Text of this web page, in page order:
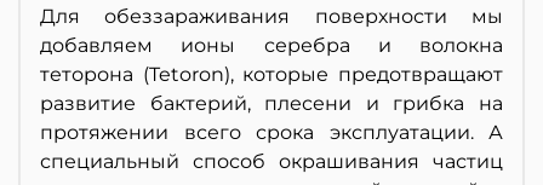
Для обеззараживания поверхности мы
добавляем ионы серебра и волокна
теторона (Tetoron), которые предотвращают
развитие бактерий, плесени и грибка на
протяжении всего срока эксплуатации. А
специальный способ окрашивания частиц